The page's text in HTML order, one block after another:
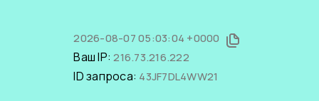
2026-08-07 05:03:04 +0000
Ваш IP:216.73.216.222
ID запроса: 43JF7DL4WW21